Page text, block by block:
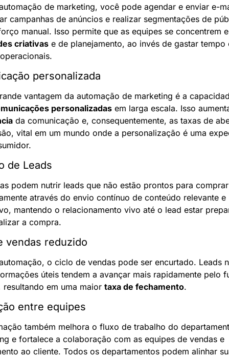
de marketing, você pode agendar e enviar e-
campanhas de anúncios e realizar segmentações de
criativas e de planejamento, ao invés de gastar tempo
personalizada
vantagem da automação de marketing é a
personalizadas
da comunicação e, consequentemente, as taxas de
vital em um mundo onde a personalização é uma
de Leads
podem nutrir leads que não estão prontos para comprar
através do envio contínuo de conteúdo relevante e
mantendo o relacionamento vivo até o lead estar
a compra.
vendas reduzido
o ciclo de vendas pode ser encurtado. Leads
úteis tendem a avançar mais rapidamente pelo
resultando em uma maior taxa de fechamento.
entre equipes
também melhora o fluxo de trabalho do
e fortalece a colaboração com as equipes de vendas e
ao cliente. Todos os departamentos podem alinhar